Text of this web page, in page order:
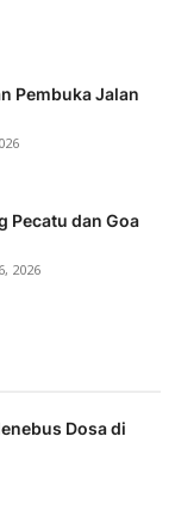
Pembuka Jalan
Pecatu dan Goa
2026
Dosa di